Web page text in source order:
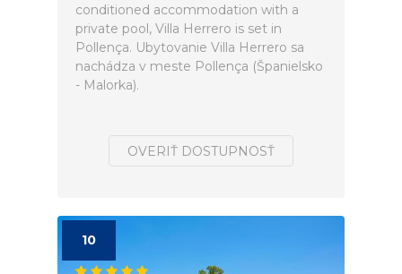
conditioned accommodation with a
private pool, Villa Herrero is set in
Pollença. Ubytovanie Villa Herrero sa
nachádza v meste Pollença (Španielsko
- Malorka).
OVERIŤ DOSTUPNOSŤ
10